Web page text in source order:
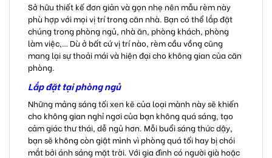
Sở hữu thiết kế đơn giản và gọn nhẹ nên mẫu rèm này
phù hợp với mọi vị trí trong căn nhà. Bạn có thể lắp đặt
chúng trong phòng ngủ, nhà ăn, phòng khách, phòng
làm việc,… Dù ở bất cứ vị trí nào, rèm cầu vồng cũng
mang lại sự thoải mái và hiện đại cho không gian của căn
phòng.
Lắp đặt tại phòng ngủ
Những mảng sáng tối xen kẽ của loại mành này sẽ khiến
cho không gian nghỉ ngơi của bạn không quá sáng, tạo
cảm giác thư thái, dễ ngủ hơn. Mỗi buổi sáng thức dậy,
bạn sẽ không còn giật mình vì phòng quá tối hay bị chói
mắt bởi ánh sáng mặt trời. Với gia đình có người già hoặc